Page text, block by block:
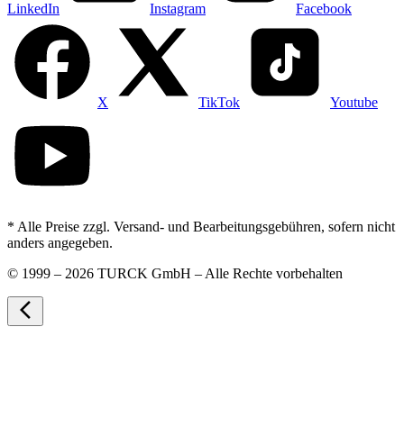
LinkedIn Instagram Facebook
X TikTok Youtube
* Alle Preise zzgl. Versand- und Bearbeitungsgebühren, sofern nicht
anders angegeben.
© 1999 – 2026 TURCK GmbH – Alle Rechte vorbehalten
arrow_back_ios_new